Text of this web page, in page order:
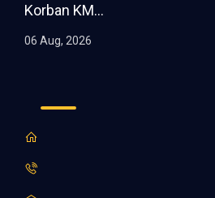
Korban KM...
06 Aug, 2026